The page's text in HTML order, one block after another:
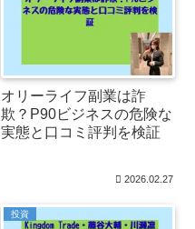
オリーライフ副業は詐
欺？P90ビジネスの危険な
実態と口コミ評判を検証
2026.02.27
投資